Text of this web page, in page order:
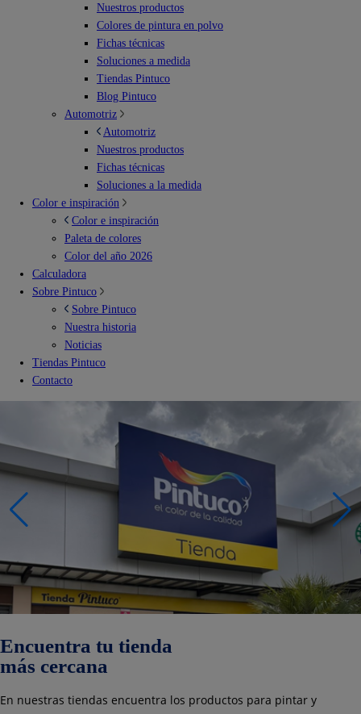
Nuestros productos
Colores de pintura en polvo
Fichas técnicas
Soluciones a medida
Tiendas Pintuco
Blog Pintuco
Automotriz
Automotriz
Nuestros productos
Fichas técnicas
Soluciones a la medida
Color e inspiración
Color e inspiración
Paleta de colores
Color del año 2026
Calculadora
Sobre Pintuco
Sobre Pintuco
Nuestra historia
Noticias
Tiendas Pintuco
Contacto
Encuentra tu tienda
más cercana
En nuestras tiendas encuentra los productos para pintar y